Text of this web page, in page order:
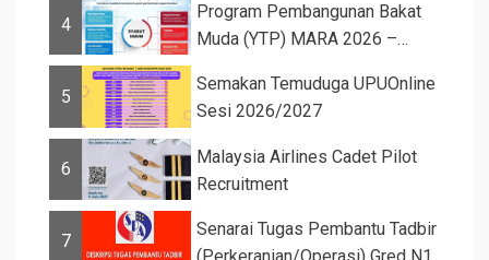
4
Program Pembangunan Bakat
Muda (YTP) MARA 2026 –
5
Semakan Temuduga UPUOnline
Sesi 2026/2027
6
Malaysia Airlines Cadet Pilot
Recruitment
7
Senarai Tugas Pembantu Tadbir